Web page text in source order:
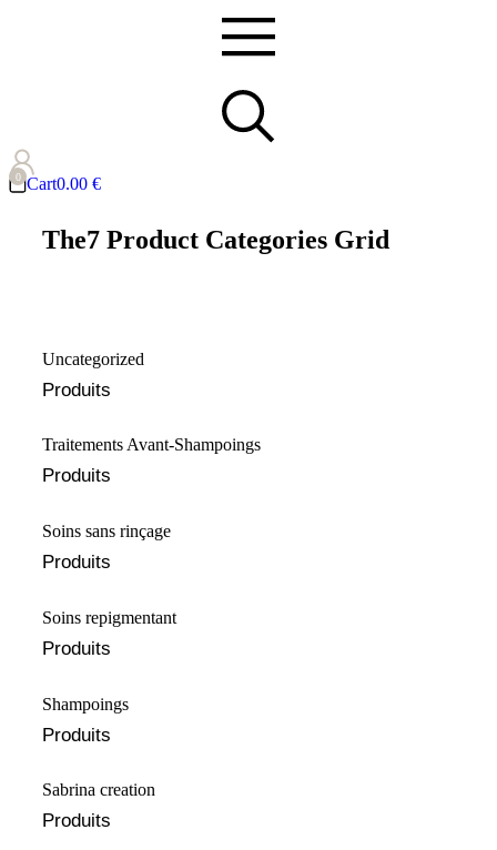
Cart0.00 €
The7 Product Categories Grid
Uncategorized
Produits
Traitements Avant-Shampoings
Produits
Soins sans rinçage
Produits
Soins repigmentant
Produits
Shampoings
Produits
Sabrina creation
Produits